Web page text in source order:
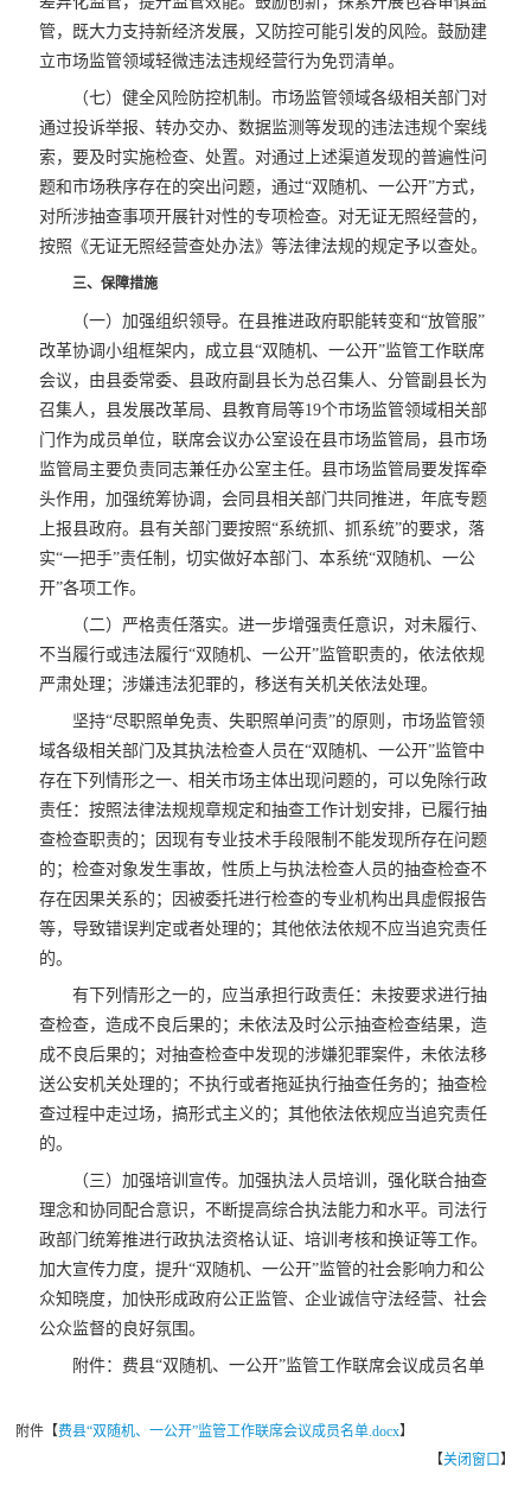
管，既大力支持新经济发展，又防控可能引发的风险。鼓励建
立市场监管领域轻微违法违规经营行为免罚清单。
（七）健全风险防控机制。市场监管领域各级相关部门对
通过投诉举报、转办交办、数据监测等发现的违法违规个案线
索，要及时实施检查、处置。对通过上述渠道发现的普遍性问
题和市场秩序存在的突出问题，通过“双随机、一公开”方式，
对所涉抽查事项开展针对性的专项检查。对无证无照经营的，
按照《无证无照经营查处办法》等法律法规的规定予以查处。
三、保障措施
（一）加强组织领导。在县推进政府职能转变和“放管服”
改革协调小组框架内，成立县“双随机、一公开”监管工作联席
会议，由县委常委、县政府副县长为总召集人、分管副县长为
召集人，县发展改革局、县教育局等19个市场监管领域相关部
门作为成员单位，联席会议办公室设在县市场监管局，县市场
监管局主要负责同志兼任办公室主任。县市场监管局要发挥牵
头作用，加强统筹协调，会同县相关部门共同推进，年底专题
上报县政府。县有关部门要按照“系统抓、抓系统”的要求，落
实“一把手”责任制，切实做好本部门、本系统“双随机、一公
开”各项工作。
（二）严格责任落实。进一步增强责任意识，对未履行、
不当履行或违法履行“双随机、一公开”监管职责的，依法依规
严肃处理；涉嫌违法犯罪的，移送有关机关依法处理。
坚持“尽职照单免责、失职照单问责”的原则，市场监管领
域各级相关部门及其执法检查人员在“双随机、一公开”监管中
存在下列情形之一、相关市场主体出现问题的，可以免除行政
责任：按照法律法规规章规定和抽查工作计划安排，已履行抽
查检查职责的；因现有专业技术手段限制不能发现所存在问题
的；检查对象发生事故，性质上与执法检查人员的抽查检查不
存在因果关系的；因被委托进行检查的专业机构出具虚假报告
等，导致错误判定或者处理的；其他依法依规不应当追究责任
的。
有下列情形之一的，应当承担行政责任：未按要求进行抽
查检查，造成不良后果的；未依法及时公示抽查检查结果，造
成不良后果的；对抽查检查中发现的涉嫌犯罪案件，未依法移
送公安机关处理的；不执行或者拖延执行抽查任务的；抽查检
查过程中走过场，搞形式主义的；其他依法依规应当追究责任
的。
（三）加强培训宣传。加强执法人员培训，强化联合抽查
理念和协同配合意识，不断提高综合执法能力和水平。司法行
政部门统筹推进行政执法资格认证、培训考核和换证等工作。
加大宣传力度，提升“双随机、一公开”监管的社会影响力和公
众知晓度，加快形成政府公正监管、企业诚信守法经营、社会
公众监督的良好氛围。
附件：费县“双随机、一公开”监管工作联席会议成员名单
附件【费县“双随机、一公开”监管工作联席会议成员名单.docx】
【关闭窗口】